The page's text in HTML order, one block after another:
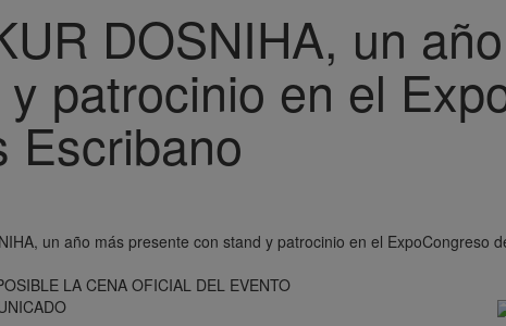
DOSNIHA, un
patrocinio en el
Escribano
LA CENA OFICIAL DEL EVENTO